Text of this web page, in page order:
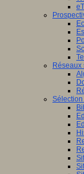
Réseaux